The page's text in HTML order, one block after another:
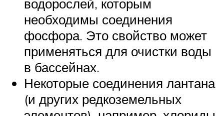
водорослей, которым
необходимы соединения
фосфора. Это свойство может
применяться для очистки воды
в бассейнах.
Некоторые соединения лантана
(и других редкоземельных